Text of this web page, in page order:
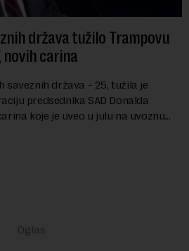
država tužilo Trampovu
carina
saveznih država - 25, tužila je
predsednika SAD Donalda
koje je uveo u julu na uvoznu